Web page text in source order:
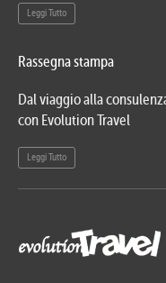
Leggi Tutto
Rassegna stampa
Dal viaggio alla
con Evolution Travel
Leggi Tutto